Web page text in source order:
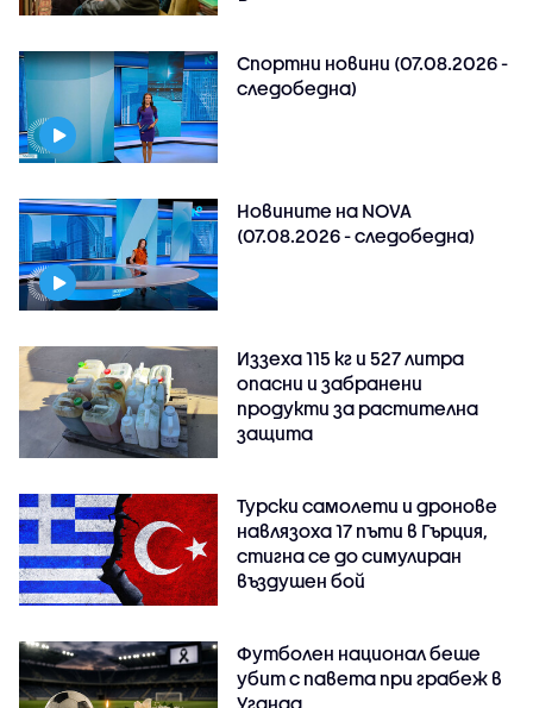
Спортни новини (07.08.2026 -
следобедна)
Новините на NOVA
(07.08.2026 - следобедна)
Иззеха 115 кг и 527 литра
опасни и забранени
продукти за растителна
защита
Турски самолети и дронове
навлязоха 17 пъти в Гърция,
стигна се до симулиран
въздушен бой
Футболен национал беше
убит с павета при грабеж в
Уганда